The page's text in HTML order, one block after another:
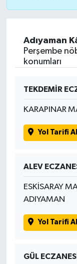
Adıyaman
Perşembe
konumları
TEKDEMİR
KARAPINAR
Yol Tarifi Al
ALEV
ESKİSARAY
ADIYAMAN
Yol Tarifi Al
GÜL ECZANESİ